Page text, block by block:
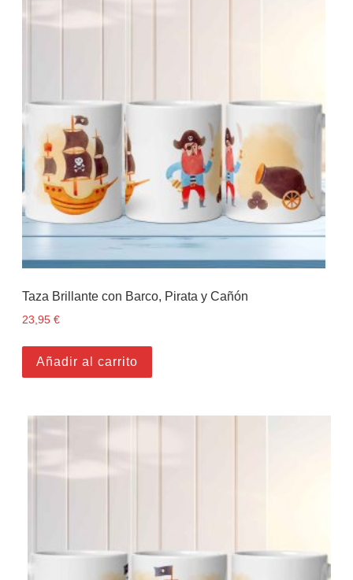
Taza Brillante con Barco, Pirata y Cañón
23,95 €
Añadir al carrito